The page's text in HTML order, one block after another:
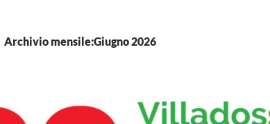
Archivio mensile:Giugno 2026